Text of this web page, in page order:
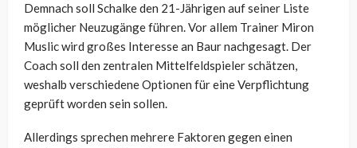
Demnach soll Schalke den 21-Jährigen auf seiner Liste
möglicher Neuzugänge führen. Vor allem Trainer Miron
Muslic wird großes Interesse an Baur nachgesagt. Der
Coach soll den zentralen Mittelfeldspieler schätzen,
weshalb verschiedene Optionen für eine Verpflichtung
geprüft worden sein sollen.
Allerdings sprechen mehrere Faktoren gegen einen